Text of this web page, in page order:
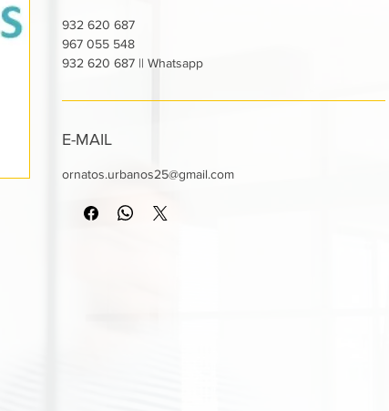
932 620 687
967 055 548
932 620 687 || Whatsapp
E-MAIL
ornatos.urbanos25@gmail.com